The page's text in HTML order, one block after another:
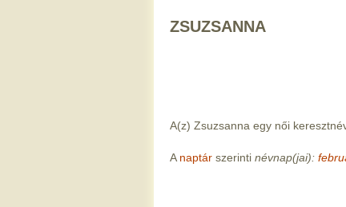
ZSUZSANNA
A(z) Zsuzsanna egy női
A naptár szerinti névnap(jai):